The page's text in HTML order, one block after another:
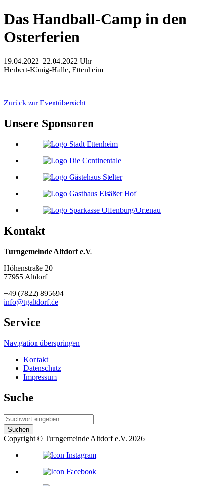
Das Handball-Camp in den
Osterferien
19.04.2022–22.04.2022 Uhr
Herbert-König-Halle, Ettenheim
Zurück zur Eventübersicht
Unsere Sponsoren
Kontakt
Turngemeinde Altdorf e.V.
Höhenstraße 20
77955 Altdorf
+49 (7822) 895694
info@tgaltdorf.de
Service
Navigation überspringen
Kontakt
Datenschutz
Impressum
Suche
Suchen
Copyright © Turngemeinde Altdorf e.V. 2026